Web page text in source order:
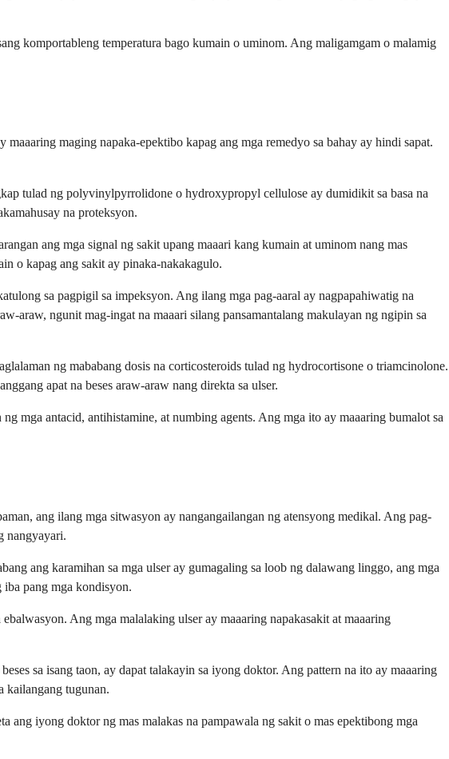
komportableng temperatura bago kumain o uminom. Ang maligamgam o malamig
maging napaka-epektibo kapag ang mga remedyo sa bahay ay hindi sapat.
tulad ng polyvinylpyrrolidone o hydroxypropyl cellulose ay dumidikit sa basa na
na proteksyon.
ang mga signal ng sakit upang maaari kang kumain at uminom nang mas
o kapag ang sakit ay pinaka-nakakagulo.
sa pagpigil sa impeksyon. Ang ilang mga pag-aaral ay nagpapahiwatig na
araw, ngunit mag-ingat na maaari silang pansamantalang makulayan ng ngipin sa
ng mababang dosis na corticosteroids tulad ng hydrocortisone o triamcinolone.
apat na beses araw-araw nang direkta sa ulser.
mga antacid, antihistamine, at numbing agents. Ang mga ito ay maaaring bumalot sa
ang ilang mga sitwasyon ay nangangailangan ng atensyong medikal. Ang pag-
nangyayari.
ang karamihan sa mga ulser ay gumagaling sa loob ng dalawang linggo, ang mga
pang mga kondisyon.
Ang mga malalaking ulser ay maaaring napakasakit at maaaring
sa isang taon, ay dapat talakayin sa iyong doktor. Ang pattern na ito ay maaaring
kailangang tugunan.
ang iyong doktor ng mas malakas na pampawala ng sakit o mas epektibong mga